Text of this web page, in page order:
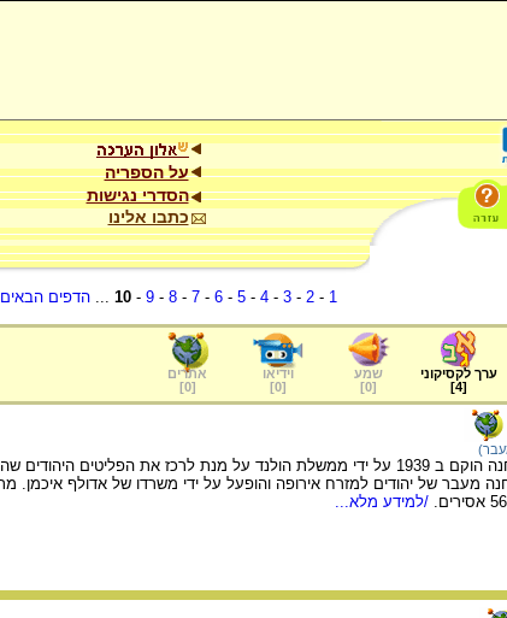
על הספריה
הסדרי נגישות
כתבו אלינו
1
-
2
-
3
-
4
-
5
-
6
-
7
-
8
-
9
-
10
...הדפים הבאים
ערך לקסיקוני
[
4
]
שמע
[
0
]
וידיאו
[
0
]
אתרים
[
0
]
/למידע מלא...